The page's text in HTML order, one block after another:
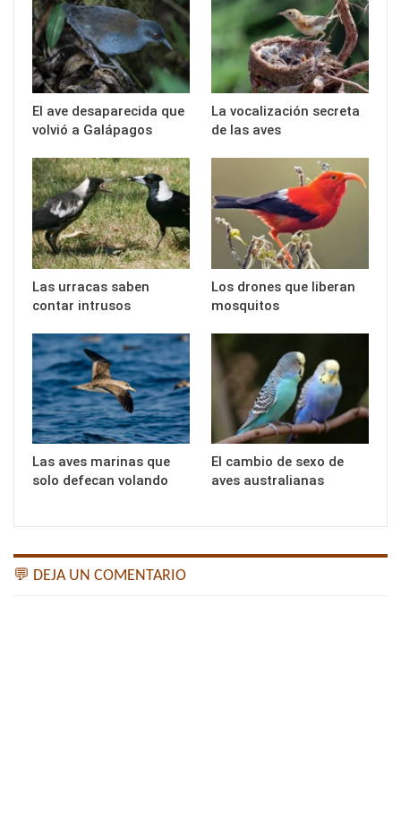
El ave desaparecida que
volvió a Galápagos
La vocalización secreta
de las aves
Las urracas saben
contar intrusos
Los drones que liberan
mosquitos
Las aves marinas que
solo defecan volando
El cambio de sexo de
aves australianas
💬 DEJA UN COMENTARIO